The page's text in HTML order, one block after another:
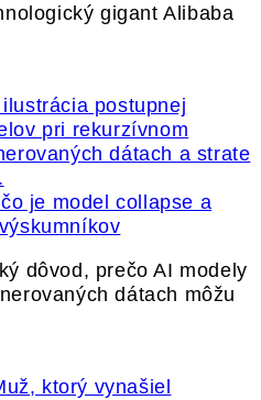
gigant Alibaba
je model collapse a
dôvod, prečo AI modely
dátach môžu